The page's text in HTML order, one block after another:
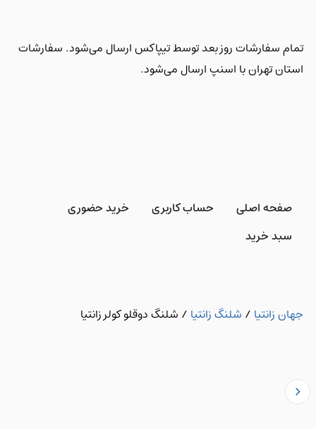
تمام سفارشات روز بعد توسط تیپاکس ارسال می‌شود. سفارشات
استان تهران با اسنپ ارسال می‌شود.
صفحه اصلی حساب کاربری
خرید حضوری
سبد خرید
جهان زانتیا/ شلنگ زانتیا/ شلنگ دوقلو کولر زانتیا